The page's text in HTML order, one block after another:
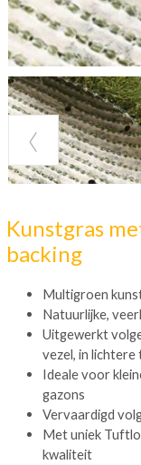
Kunstgras
backing
Multigroen
Natuurlijke,
Uitgewerkt
vezel, in
Ideale voor
gazons
Vervaardigd
Met uniek
kwaliteit